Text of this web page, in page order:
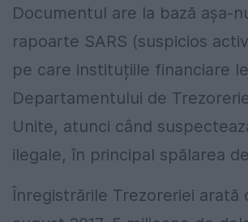
Documentul are la bază așa-
rapoarte SARS (suspicios
pe care instituțiile financiare
Departamentului de
Unite, atunci când
ilegale, în principal spălarea
Înregistrările Trezoreriei arată